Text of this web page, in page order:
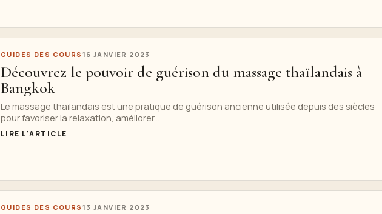
GUIDES DES COURS 16 JANVIER 2023
Découvrez le pouvoir de guérison du massage thaïlandais à
Bangkok
Le massage thaïlandais est une pratique de guérison ancienne utilisée depuis des siècles
pour favoriser la relaxation, améliorer...
LIRE L'ARTICLE
GUIDES DES COURS 13 JANVIER 2023